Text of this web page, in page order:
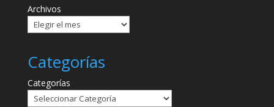
Archivos
Categorías
Categorías